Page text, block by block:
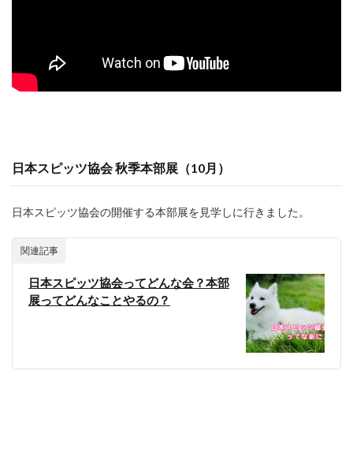
日本スピッツ協会 秋季本部展 （10月）
日本スピッツ協会の開催する本部展を見学しに行きました。
関連記事
日本スピッツ協会ってどんな会？本部
展ってどんなことやるの？